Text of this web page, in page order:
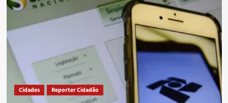
Cidades Reporter Cidadão